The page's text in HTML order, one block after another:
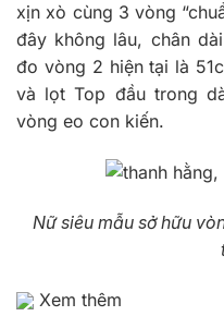
xịn xò cùng 3 vòng
đây không lâu, chân
đo vòng 2 hiện tại là
và lọt Top đầu trong
vòng eo con kiến.
Nữ siêu mẫu sở hữu
Xem thêm